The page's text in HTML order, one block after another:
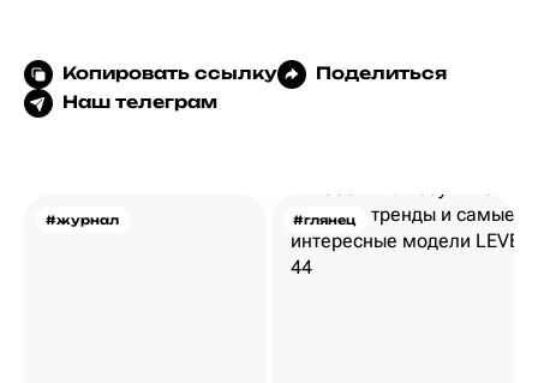
Копировать ссылку
Поделиться
Наш телеграм
#журнал #глянец